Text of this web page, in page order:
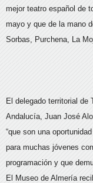
mejor teatro español de
mayo y que de la mano
Sorbas, Purchena, La
El delegado territorial de
Andalucía, Juan José
“que son una
para muchas jóvenes
programación y que
El Museo de Almería